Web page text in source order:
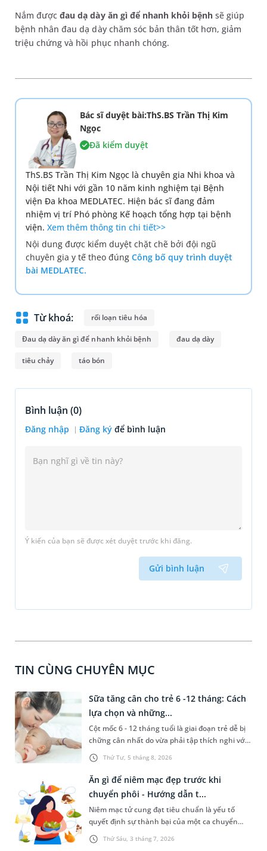
Nắm đượcđau dạ dày ăn gì để nhanh khỏi bệnhsẽ giúp
bệnh nhân đau dạ dày chăm sóc bản thân tốt hơn, giảm
triệu chứng và hồi phục nhanh chóng.
Bác sĩ duyệt bài:ThS.BS Trần Thị Kim
Ngọc
Đã kiểm duyệt
ThS.BS Trần Thị Kim Ngọc là chuyên gia Nhi khoa và
Nội tiết Nhi với gần 10 năm kinh nghiệm tại Bệnh
viện Đa khoa MEDLATEC. Hiện bác sĩ đang đảm
nhiệm vị trí Phó phòng Kế hoạch tổng hợp tại bệnh
viện. Xem thêm thông tin chi tiết>>
Nội dung được kiểm duyệt chặt chẽ bởi đội ngũ
chuyên gia y tế theo đúng Công bố quy trình duyệt
bài MEDLATEC.
Từ khoá: rối loạn tiêu hóa
Đau dạ dày ăn gì để nhanh khỏi bệnh đau dạ dày
tiêu chảy táo bón
Bình luận (0)
Đăng nhập Đăng ký để bình luận
Ý kiến của bạn sẽ được xét duyệt trước khi đăng.
Gửi bình luận
TIN CÙNG CHUYÊN MỤC
Thứ Tư, 5 tháng 8, 2026
Sữa tăng cân cho trẻ 6 -12 tháng: Cách
lựa chọn và những...
Cột mốc 6 - 12 tháng tuổi là giai đoạn trẻ dễ bị
chững cân nhất do vừa phải tập thích nghi với
chế độ ăn dặm, vừa dễ gặp các vấn đề rối loạn
tiêu hóa. Lựa chọn đúng dòng sữa tăng cân cho
trẻ 6 - 12 tháng phù hợp với thể trạng sẽ giúp
con tối ưu hấp thu, nhanh chóng bắt kịp đà
tăng trưởng chuẩn. Bài viết sau đây sẽ hướng
dẫn ba mẹ lựa chọn sữa phù hợp cho con và
một số lưu ý không nên bỏ qua.
Thứ Sáu, 3 tháng 7, 2026
Ăn gì để niêm mạc đẹp trước khi
chuyển phôi - Hướng dẫn t...
Niêm mạc tử cung đạt tiêu chuẩn là yếu tố
quyết định sự thành bại của một ca chuyển
phôi IVF. Để đảm bảo điều này, chị em thường
thắc mắc rất nhiều vấn đề, bao gồm ăn gì để